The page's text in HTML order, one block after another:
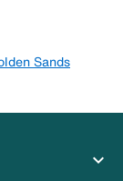
Sands
expand_more